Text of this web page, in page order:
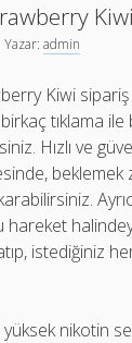
Ücretsiz
Bedava
Ücretsiz
Bedava
admin
Kiwi
tıklama ile
Hızlı ve
hareket
istediğiniz
nikotin